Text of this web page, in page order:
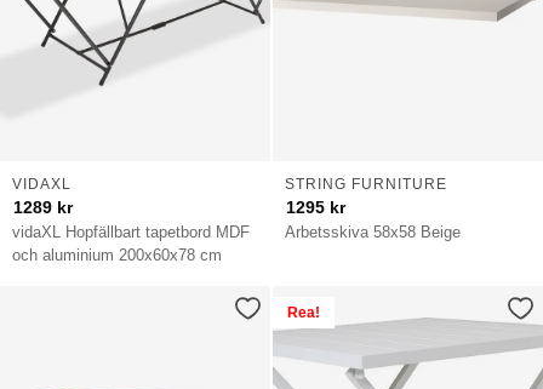
vidaXL Hopfällbart tapetbord MDF
och aluminium 200x60x78 cm
VIDAXL
1289 kr
Arbetsskiva 58x58 Beige
STRING FURNITURE
1295 kr
Rea!